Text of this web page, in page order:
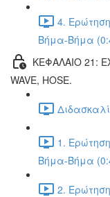
4.
Βήμα-Βήμα
ΚΕΦΑΛΑΙΟ 21:
WAVE, HOSE.
1.
Βήμα-Βήμα
2.